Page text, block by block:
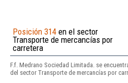
Posición 314 en el sector
Transporte de mercancías por
carretera
F.f. Medrano Sociedad Limitada. se
del sector Transporte de mercancías por